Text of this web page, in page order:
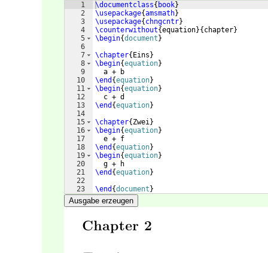
1
2
3
4
5
6
7
8
9
10
11
12
13
14
15
16
17
18
19
20
21
22
23
\documentclass{ book}
\usepackage{amsmath}
\usepackage{ chngcntr}
\counterwithout{equation}{ chapter}
\begin{document }
\chapter{ Eins }
\begin{equation}
  a + b
\end {equation}
\begin{equation}
  c + d
\end {equation}
\chapter{ Zwei}
\begin{equation}
  e + f
\end {equation}
\begin{equation}
  g + h
\end {equation}
\end {document }
Ausgabe erzeugen